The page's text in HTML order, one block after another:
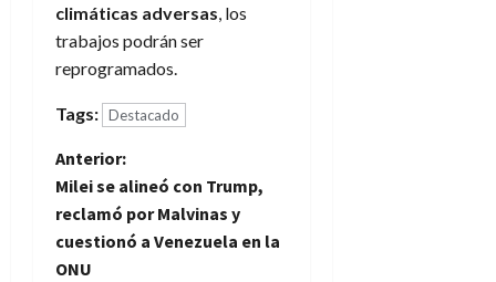
climáticas adversas, los
trabajos podrán ser
reprogramados.
Tags: Destacado
N
a
v
Anterior:
Milei se alineó con Trump,
reclamó por Malvinas y
cuestionó a Venezuela en la
ONU